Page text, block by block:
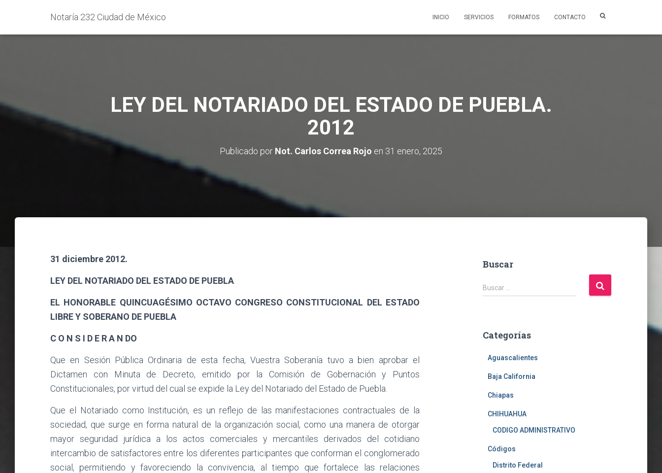
Notaría 232 Ciudad de México INICIO SERVICIOS FORMATOS CONTACTO
LEY DEL NOTARIADO DEL ESTADO DE PUEBLA.
2012
Publicado por Not. Carlos Correa Rojo en 31 enero, 2025
31 diciembre 2012.
LEY DEL NOTARIADO DEL ESTADO DE PUEBLA
EL HONORABLE QUINCUAGÉSIMO OCTAVO CONGRESO CONSTITUCIONAL DEL ESTADO
LIBRE Y SOBERANO DE PUEBLA
C O N S I D E R A N DO
Que en Sesión Pública Ordinaria de esta fecha, Vuestra Soberanía tuvo a bien aprobar el
Dictamen con Minuta de Decreto, emitido por la Comisión de Gobernación y Puntos
Constitucionales, por virtud del cual se expide la Ley del Notariado del Estado de Puebla.
Que el Notariado como Institución, es un reflejo de las manifestaciones contractuales de la
sociedad, que surge en forma natural de la organización social, como una manera de otorgar
mayor seguridad jurídica a los actos comerciales y mercantiles derivados del cotidiano
intercambio de satisfactores entre los diferentes participantes que conforman el conglomerado
social, permitiendo y favoreciendo la convivencia, al tiempo que fortalece las relaciones
Buscar
B
u
r
Buscar …
Categorías
Aguascalientes
Baja California
Chiapas
CHIHUAHUA
CODIGO ADMINISTRATIVO
Códigos
Distrito Federal